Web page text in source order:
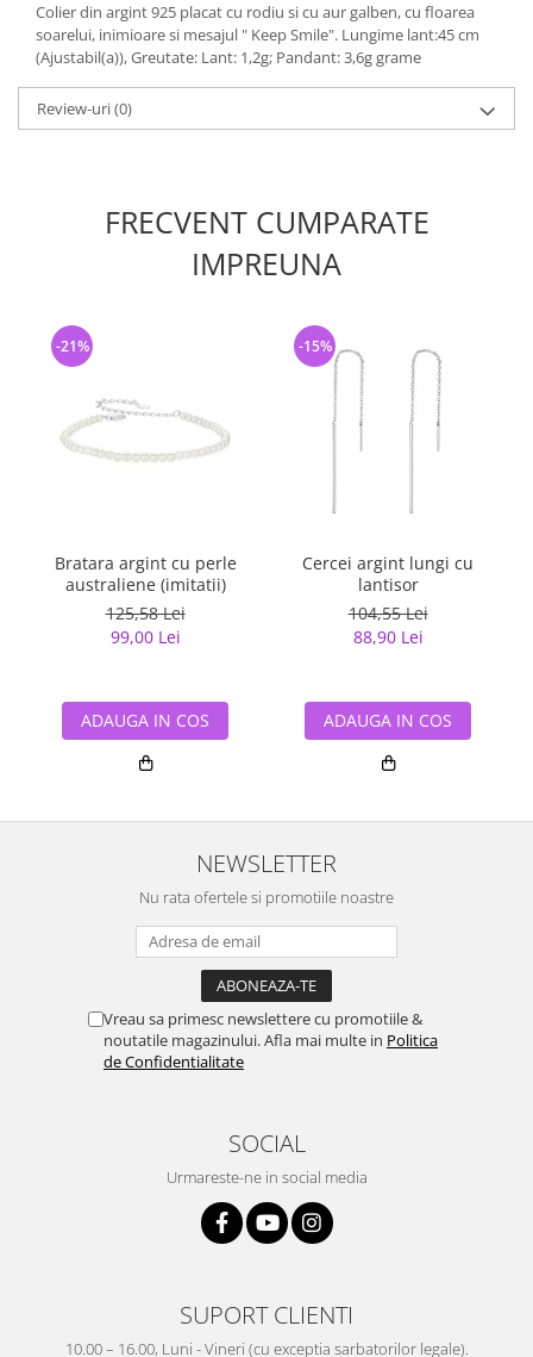
Colier din argint 925 placat cu rodiu si cu aur galben, cu floarea
soarelui, inimioare si mesajul " Keep Smile". Lungime lant:45 cm
(Ajustabil(a)), Greutate: Lant: 1,2g; Pandant: 3,6g grame
Review-uri(0)
FRECVENT CUMPARATE
IMPREUNA
Bratara argint cu perle
australiene (imitatii)
125,58 Lei
99,00 Lei
-21%
ADAUGA IN COS
Cercei argint lungi cu
lantisor
104,55 Lei
88,90 Lei
-15%
ADAUGA IN COS
NEWSLETTER
Nu rata ofertele si promotiile noastre
Vreau sa primesc newslettere cu promotiile &
noutatile magazinului. Afla mai multe in Politica
de Confidentialitate
SOCIAL
Urmareste-ne in social media
SUPORT CLIENTI
10.00 – 16.00, Luni - Vineri (cu exceptia sarbatorilor legale).